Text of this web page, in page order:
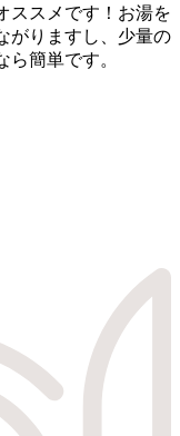
ススメです！お湯を
がりますし、少量の
簡単です。